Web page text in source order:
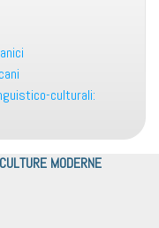
culturali:
MODERNE